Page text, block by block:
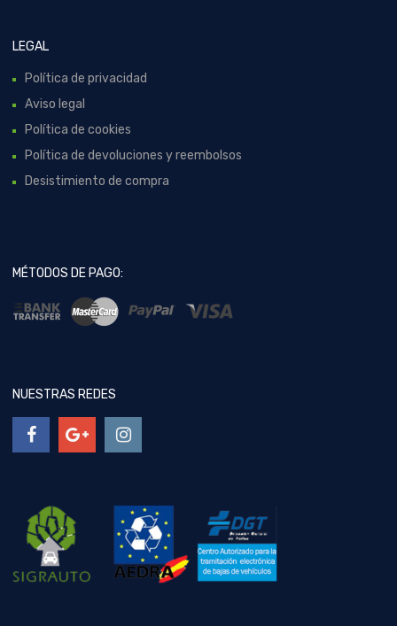
LEGAL
Política de privacidad
Aviso legal
Política de cookies
Política de devoluciones y reembolsos
Desistimiento de compra
MÉTODOS DE PAGO:
NUESTRAS REDES